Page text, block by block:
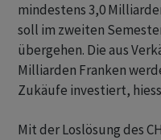
mindestens 3,0
soll im zweiten
übergehen. Die aus
Milliarden Franken
Zukäufe investiert,
Mit der Loslösung des